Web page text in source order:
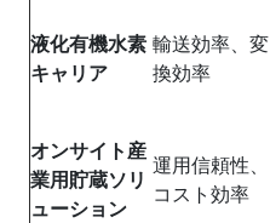
液化有機水素
キャリア
輸送効率、変
換効率
オンサイト産
業用貯蔵ソリ
ューション
運用信頼性、
コスト効率